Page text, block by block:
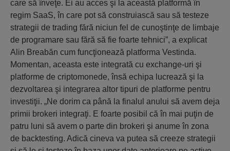
care să înveţe. Ei au acces şi la această platformă în
regim SaaS, în care pot să construiască sau să testeze
strategii de trading fără niciun fel de cunoştinţe de limbaje
de programare sau fără să fie foarte tehnici”, a explicat
Alin Breabăn cum funcţionează platforma Vestinda.
Momentan, aceasta este integrată cu exchange-uri şi
platforme de criptomonede, însă echipa lucrează şi la
dezvoltarea şi integrarea altor tipuri de platforme pentru
investiţii. „Ne dorim ca până la finalul anului să avem deja
primii brokeri integraţi. E foarte posibil că în mai puţin de
patru luni să avem o parte din brokeri şi anume în zona
de backtesting. Adică cineva va putea să creeze strategii